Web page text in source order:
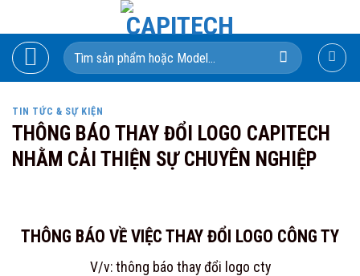
to
content
Search
for:
TIN TỨC & SỰ KIỆN
THÔNG BÁO THAY ĐỔI LOGO CAPITECH
NHẰM CẢI THIỆN SỰ CHUYÊN NGHIỆP
THÔNG BÁO VỀ VIỆC THAY ĐỔI LOGO CÔNG TY
V/v: thông báo thay đổi logo cty